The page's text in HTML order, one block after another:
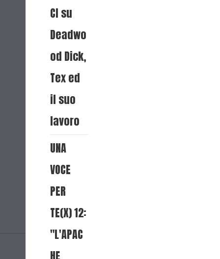
CI su
Deadwo
od Dick,
Tex ed
il suo
lavoro
UNA
VOCE
PER
TE(X) 12:
"L'APAC
HE